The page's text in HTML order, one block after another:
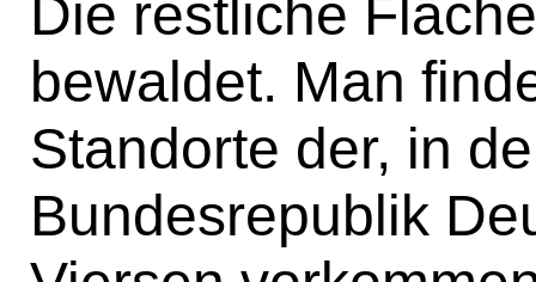
Die restliche
bewaldet. Man
Standorte der, in
Bundesrepublik